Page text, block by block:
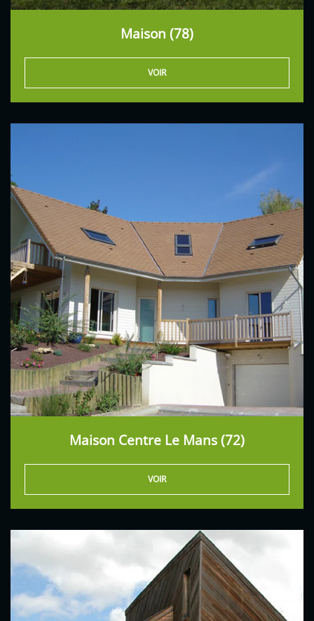
Maison (78)
VOIR
Maison Centre Le Mans (72)
VOIR